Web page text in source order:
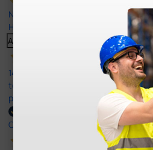
Nuestras reseñas de 4 y 5 estrellas.
Haga clic aquí para leerlos todos >
Anterior
14 Jul 2026
todo correcto. podria señalar que un
plazo de entrega se alarga.
Comprador verificado